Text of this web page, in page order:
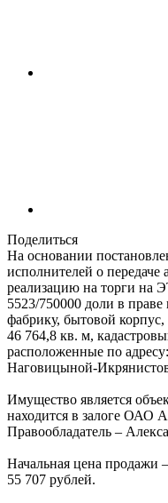
Поделиться
На основании
исполнителей о передаче
реализацию на торги на
5523/750000 доли в
фабрику, бытовой
46 764,8 кв. м,
расположенные по
Наговицыной-
Имущество является
находится в залоге ОАО
Правообладатель –
Начальная цена продажи
55 707 рублей.